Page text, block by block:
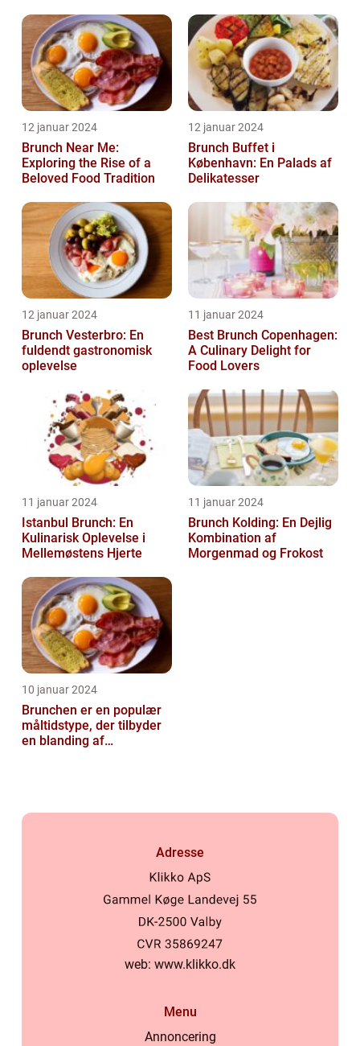
12 januar 2024
Brunch Near Me:
Exploring the Rise of a
Beloved Food Tradition
12 januar 2024
Brunch Buffet i
København: En Palads af
Delikatesser
12 januar 2024
Brunch Vesterbro: En
fuldendt gastronomisk
oplevelse
11 januar 2024
Best Brunch Copenhagen:
A Culinary Delight for
Food Lovers
11 januar 2024
Istanbul Brunch: En
Kulinarisk Oplevelse i
Mellemøstens Hjerte
11 januar 2024
Brunch Kolding: En Dejlig
Kombination af
Morgenmad og Frokost
10 januar 2024
Brunchen er en populær
måltidstype, der tilbyder
en blanding af
Adresse
web: www.klikko.dk
Menu
Annoncering